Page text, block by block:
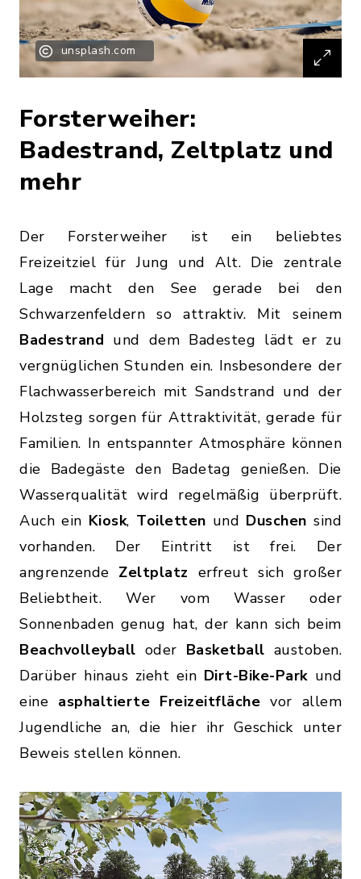
unsplash.com
Forsterweiher:
Badestrand, Zeltplatz und
mehr
Der Forsterweiher ist ein beliebtes
Freizeitziel für Jung und Alt. Die zentrale
Lage macht den See gerade bei den
Schwarzenfeldern so attraktiv. Mit seinem
Badestrand und dem Badesteg lädt er zu
vergnüglichen Stunden ein. Insbesondere der
Flachwasserbereich mit Sandstrand und der
Holzsteg sorgen für Attraktivität, gerade für
Familien. In entspannter Atmosphäre können
die Badegäste den Badetag genießen. Die
Wasserqualität wird regelmäßig überprüft.
Auch ein Kiosk, Toiletten und Duschen sind
vorhanden. Der Eintritt ist frei. Der
angrenzende Zeltplatz erfreut sich großer
Beliebtheit. Wer vom Wasser oder
Sonnenbaden genug hat, der kann sich beim
Beachvolleyball oder Basketball austoben.
Darüber hinaus zieht ein Dirt-Bike-Parkund
eine asphaltierte Freizeitfläche vor allem
Jugendliche an, die hier ihr Geschick unter
Beweis stellen können.